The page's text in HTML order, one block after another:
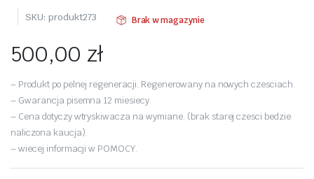
SKU: produkt273 Brak w magazynie
500,00 zł
– Produkt po pelnej regeneracji. Regenerowany na nowych czesciach.
– Gwarancja pisemna 12 miesiecy.
– Cena dotyczy wtryskiwacza na wymiane. (brak starej czesci bedzie
naliczona kaucja).
– wiecej informacji w POMOCY.